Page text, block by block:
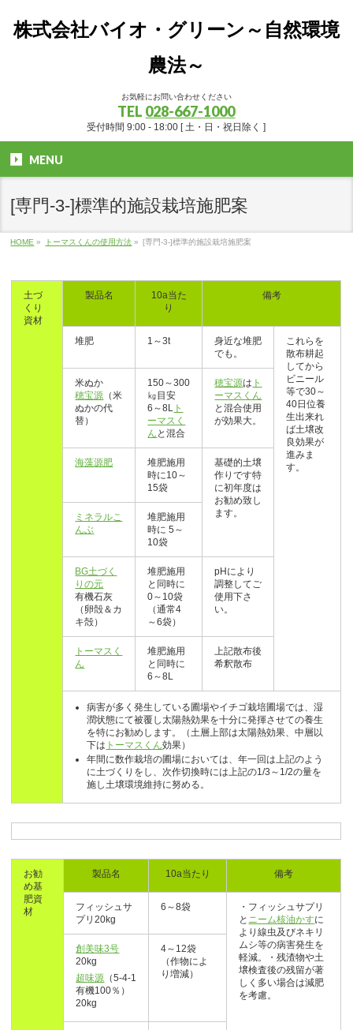
株式会社バイオ・グリーン～自然環境
農法～
お気軽にお問い合わせください
TEL 028-667-1000
受付時間 9:00 - 18:00 [ 土・日・祝日除く ]
MENU
[専門-3-]標準的施設栽培施肥案
HOME » トーマスくんの使用方法 » [専門-3-]標準的施設栽培施肥案
土づ
くり
資材
製品名
10a当た
り
備考
堆肥 1～3t
身近な堆肥
でも。
これらを
散布耕起
してから
ビニール
等で30～
40日位養
生出来れ
ば土壌改
良効果が
進みま
す。
米ぬか
穂宝源 （米
ぬかの代
替）
150～300
㎏目安
6～8L ト
ーマスく
ん と混合
穂宝源は ト
ーマスくん
と混合使用
が効果大。
海藻源肥
堆肥施用
時に10～
15袋
基礎的土壌
作りです特
に初年度は
お勧め致し
ます。
ミネラルこ
んぶ
堆肥施用
時に 5～
10袋
BG土づく
りの元
有機石灰
（卵殻＆カ
キ殻）
堆肥施用
と同時に
0～10袋
（通常4
～6袋）
pHにより
調整してご
使用下さ
い。
トーマスく
ん
堆肥施用
と同時に
6～8L
上記散布後
希釈散布
病害が多く発生している圃場やイチゴ栽培圃場では、湿
潤状態にて被覆し太陽熱効果を十分に発揮させての養生
を特にお勧めします。（土層上部は太陽熱効果、中層以
下は トーマスくん効果）
年間に数作栽培の圃場においては、年一回は上記のよう
に土づくりをし、次作切換時には上記の1/3～1/2の量を
施し土壌環境維持に努める。
お勧
め基
肥資
材
製品名 10a当たり 備考
フィッシュサ
プリ20kg
6～8袋
・フィッシュサプリ
と ニーム核油かすに
より線虫及びネキリ
ムシ等の病害発生を
軽減。・残渣物や土
壌検査後の残留が著
しく多い場合は減肥
を考慮。
創美味3号
20kg
超味源 （5-4-1
有機100％）
20kg
4～12袋
（作物によ
り増減）